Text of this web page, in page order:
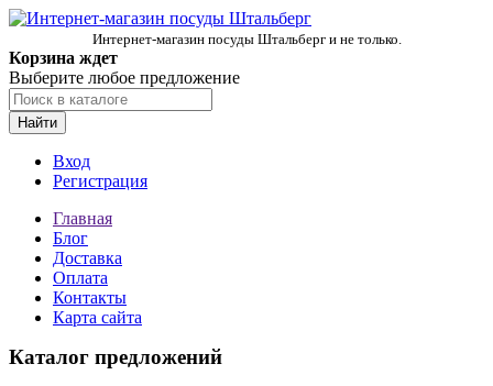
Интернет-магазин посуды Штальберг и не только.
Корзина ждет
Выберите любое предложение
Найти
Вход
Регистрация
Главная
Блог
Доставка
Оплата
Контакты
Карта сайта
Каталог предложений